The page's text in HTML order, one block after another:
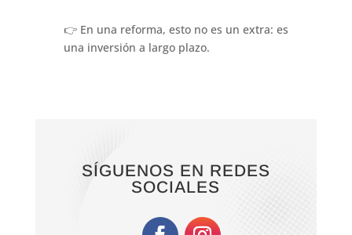
👉 En una reforma, esto no es un extra: es
una inversión a largo plazo.
SÍGUENOS EN REDES
SOCIALES